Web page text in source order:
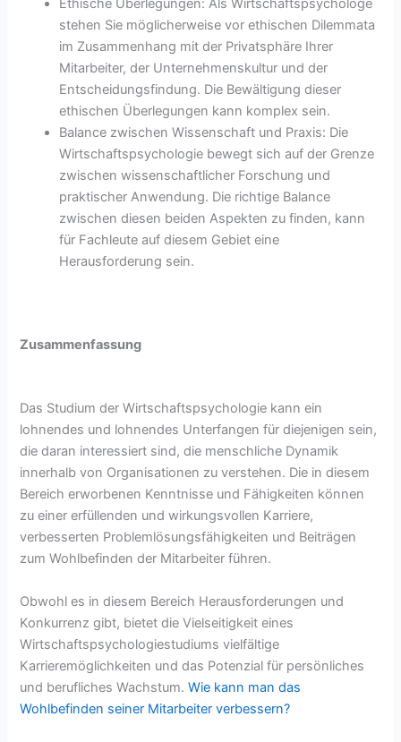
Ethische Überlegungen: Als Wirtschaftspsychologe
stehen Sie möglicherweise vor ethischen Dilemmata
im Zusammenhang mit der Privatsphäre Ihrer
Mitarbeiter, der Unternehmenskultur und der
Entscheidungsfindung. Die Bewältigung dieser
ethischen Überlegungen kann komplex sein.
Balance zwischen Wissenschaft und Praxis: Die
Wirtschaftspsychologie bewegt sich auf der Grenze
zwischen wissenschaftlicher Forschung und
praktischer Anwendung. Die richtige Balance
zwischen diesen beiden Aspekten zu finden, kann
für Fachleute auf diesem Gebiet eine
Herausforderung sein.
Zusammenfassung
Das Studium der Wirtschaftspsychologie kann ein
lohnendes und lohnendes Unterfangen für diejenigen sein,
die daran interessiert sind, die menschliche Dynamik
innerhalb von Organisationen zu verstehen. Die in diesem
Bereich erworbenen Kenntnisse und Fähigkeiten können
zu einer erfüllenden und wirkungsvollen Karriere,
verbesserten Problemlösungsfähigkeiten und Beiträgen
zum Wohlbefinden der Mitarbeiter führen.
Obwohl es in diesem Bereich Herausforderungen und
Konkurrenz gibt, bietet die Vielseitigkeit eines
Wirtschaftspsychologiestudiums vielfältige
Karrieremöglichkeiten und das Potenzial für persönliches
und berufliches Wachstum.Wie kann man das
Wohlbefinden seiner Mitarbeiter verbessern?